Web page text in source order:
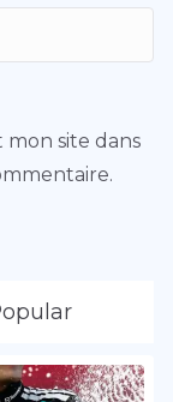
site dans